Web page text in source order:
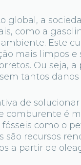
global, a
como a
Este
mais limpos e
Ou seja,
tantos
de
comburente é
como o
são recursos
a partir de